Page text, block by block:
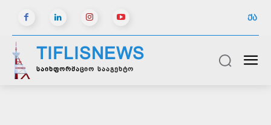
ᲥᲐ
TIFLISNEWS
საინფორმაციო სააგენტო